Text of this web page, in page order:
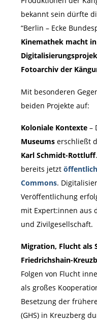
bekannt sein dürfte
“Berlin – Ecke
Kinemathek macht
Fotoarchiv der
Mit besonderen
beiden Projekte auf:
Koloniale Kontexte –
Museums erschließt
Karl Schmidt-Rottluff
bereits jetztöffentlich
Commons.
Veröffentlichung
mit Expert:innen aus
und Zivilgesellschaft.
Migration, Flucht als
Friedrichshain-
Folgen von Flucht
als großes
Besetzung der
(GHS) in Kreuzberg